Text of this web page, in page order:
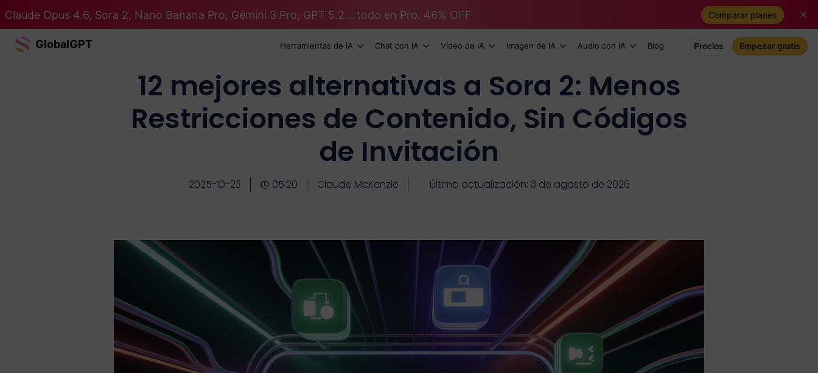
Claude Opus 4.6, Sora 2, Nano Banana Pro, Gemini 3 Pro, GPT 5.2... todo en Pro. 46% OFF Comparar planes
GlobalGPT Herramientas de IA Chat con IA Vídeo de IA Imagen de IA Audio con IA Blog Precios Empezar gratis
12 mejores alternativas a Sora 2: Menos
Restricciones de Contenido, Sin Códigos
de Invitación
2025-10-23 05:20 Claude McKenzie Última actualización: 3 de agosto de 2026